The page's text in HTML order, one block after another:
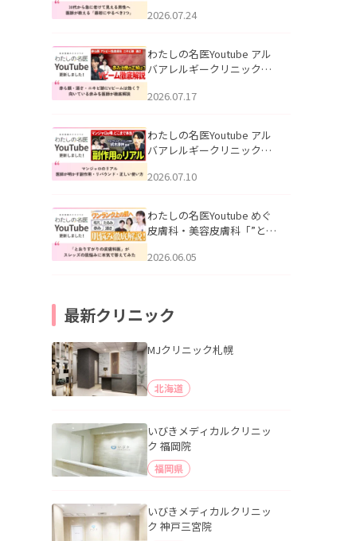
える男性へ｜医師が教える
公開いたしました。
2026.07.24
わたしの名医Youtube アル
バアレルギークリニック札
跡にVビームは効く？向いて
説」を公開いたしました。
2026.07.17
わたしの名医Youtube アル
バアレルギークリニック札
医師が明かす副作用・リバ
公開いたしました。
2026.07.10
わたしの名医Youtube めぐ
皮膚科・美容皮膚科「”とお
ッズの肌悩みに本気で答え
2026.06.05
最新クリニック
MJクリニック札幌
北海道
いびきメディカルクリニッ
ク 福岡院
福岡県
いびきメディカルクリニッ
ク 神戸三宮院